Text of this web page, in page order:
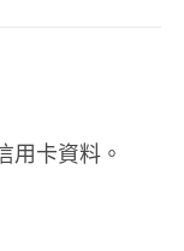
用卡資料。